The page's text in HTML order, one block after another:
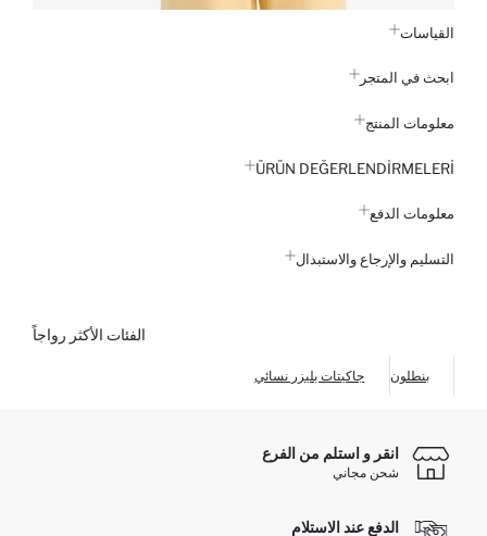
القياسات
ابحث في المتجر
معلومات المنتج
ÜRÜN DEĞERLENDİRMELERİ
معلومات الدفع
التسليم والإرجاع والاستبدال
الفئات الأكثر رواجاً
بنطلون جاكيتات بليزر نسائي
انقر و استلم من الفرع
شحن مجاني
الدفع عند الاستلام